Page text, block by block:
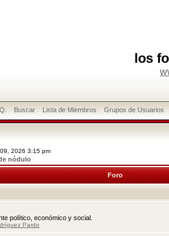
los
Buscar Lista de Miembros Grupos de Usuarios
2026 3:15 pm
nódulo
Foro
político, económico y social.
Pardo